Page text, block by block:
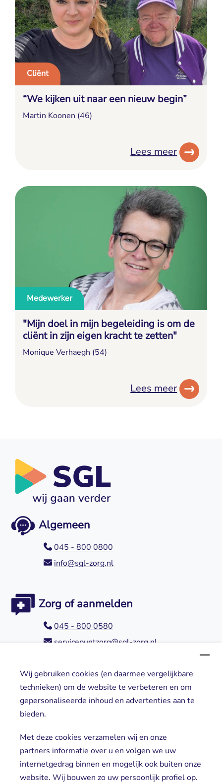
Wij gebruiken cookies (en daarmee vergelijkbare
technieken) om de website te verbeteren en om
gepersonaliseerde inhoud en advertenties aan te
bieden.
Met deze cookies verzamelen wij en onze
partners informatie over u en volgen we uw
internetgedrag binnen en mogelijk ook buiten onze
website. Wij bouwen zo uw persoonlijk profiel op.
Cliënt
“We kijken uit naar een nieuw begin”
Martin Koonen (46)
Lees meer
Medewerker
"Mijn doel in mijn begeleiding is om de
cliënt in zijn eigen kracht te zetten"
Monique Verhaegh (54)
Lees meer
Algemeen
045 - 800 0800
info@sgl-zorg.nl
Zorg of aanmelden
045 - 800 0580
servicepuntzorg@sgl-zorg.nl
Direct naar
Locaties
Vrijwilligers